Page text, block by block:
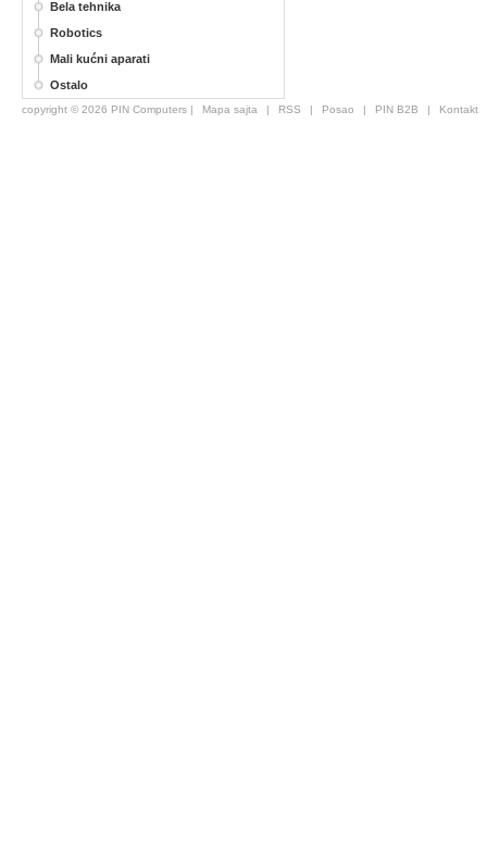
Bela tehnika
Robotics
Mali kućni aparati
Ostalo
copyright © 2026 PIN Computers | Mapa sajta | RSS | Posao | PIN B2B | Kontakt